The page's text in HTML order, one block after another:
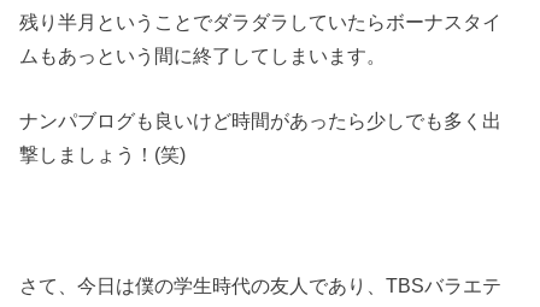
残り半月ということでダラダラしていたらボーナスタイ
ムもあっという間に終了してしまいます。
ナンパブログも良いけど時間があったら少しでも多く出
撃しましょう！(笑)
さて、今日は僕の学生時代の友人であり、TBSバラエテ